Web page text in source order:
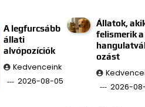
A legfurcsább
állati
alvópozíciók
Kedvenceink
2026-08-05
Állatok,
felismerik a
ozást
2026-